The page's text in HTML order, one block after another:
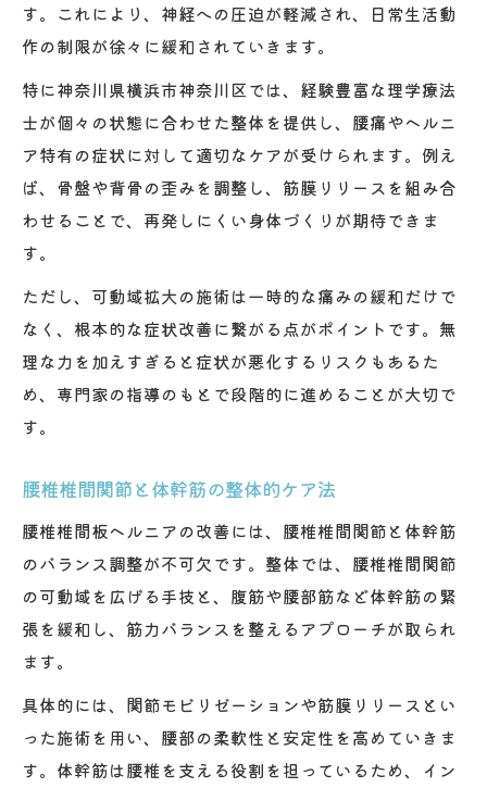
す。これにより、神経への圧迫が軽減され、日常生活動
作の制限が徐々に緩和されていきます。
特に神奈川県横浜市神奈川区では、経験豊富な理学療法
士が個々の状態に合わせた整体を提供し、腰痛やヘルニ
ア特有の症状に対して適切なケアが受けられます。例え
ば、骨盤や背骨の歪みを調整し、筋膜リリースを組み合
わせることで、再発しにくい身体づくりが期待できま
す。
ただし、可動域拡大の施術は一時的な痛みの緩和だけで
なく、根本的な症状改善に繋がる点がポイントです。無
理な力を加えすぎると症状が悪化するリスクもあるた
め、専門家の指導のもとで段階的に進めることが大切で
す。
腰椎椎間関節と体幹筋の整体的ケア法
腰椎椎間板ヘルニアの改善には、腰椎椎間関節と体幹筋
のバランス調整が不可欠です。整体では、腰椎椎間関節
の可動域を広げる手技と、腹筋や腰部筋など体幹筋の緊
張を緩和し、筋力バランスを整えるアプローチが取られ
ます。
具体的には、関節モビリゼーションや筋膜リリースとい
った施術を用い、腰部の柔軟性と安定性を高めていきま
す。体幹筋は腰椎を支える役割を担っているため、イン